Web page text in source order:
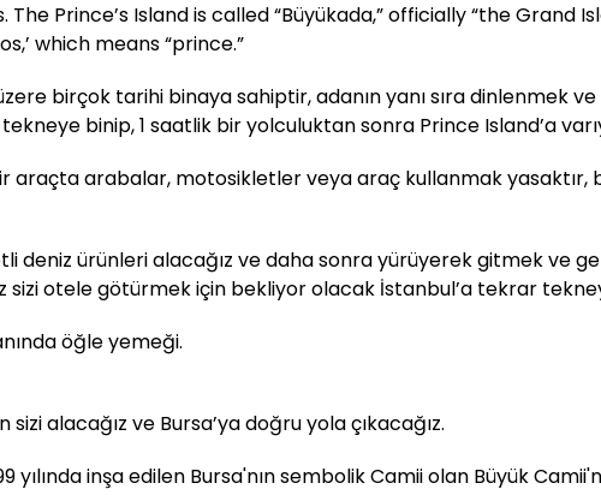
Prince’s Island is called “Büyükada,” officially “the Grand
which means “prince.”
birçok tarihi binaya sahiptir, adanın yanı sıra dinlenmek
binip, 1 saatlik bir yolculuktan sonra Prince Island’a
araçta arabalar, motosikletler veya araç kullanmak yasaktır,
deniz ürünleri alacağız ve daha sonra yürüyerek gitmek ve
sizi otele götürmek için bekliyor olacak İstanbul’a tekrar
öğle yemeği.
alacağız ve Bursa’ya doğru yola çıkacağız.
yılında inşa edilen Bursa'nın sembolik Camii olan Büyük